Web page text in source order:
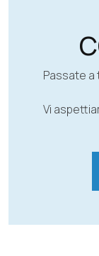
Passate a
Vi